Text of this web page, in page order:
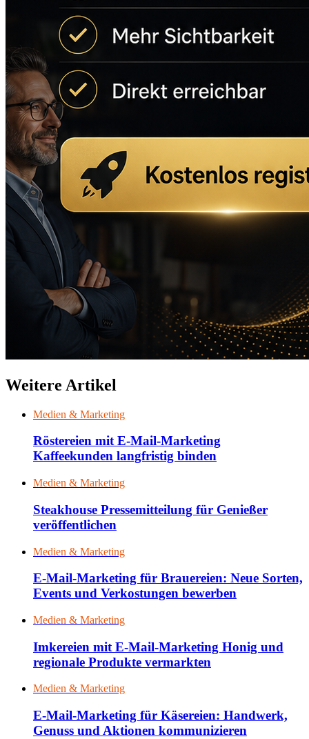
Weitere Artikel
Medien & Marketing
Röstereien mit E-Mail-Marketing
Kaffeekunden langfristig binden
Medien & Marketing
Steakhouse Pressemitteilung für Genießer
veröffentlichen
Medien & Marketing
E-Mail-Marketing für Brauereien: Neue Sorten,
Events und Verkostungen bewerben
Medien & Marketing
Imkereien mit E-Mail-Marketing Honig und
regionale Produkte vermarkten
Medien & Marketing
E-Mail-Marketing für Käsereien: Handwerk,
Genuss und Aktionen kommunizieren